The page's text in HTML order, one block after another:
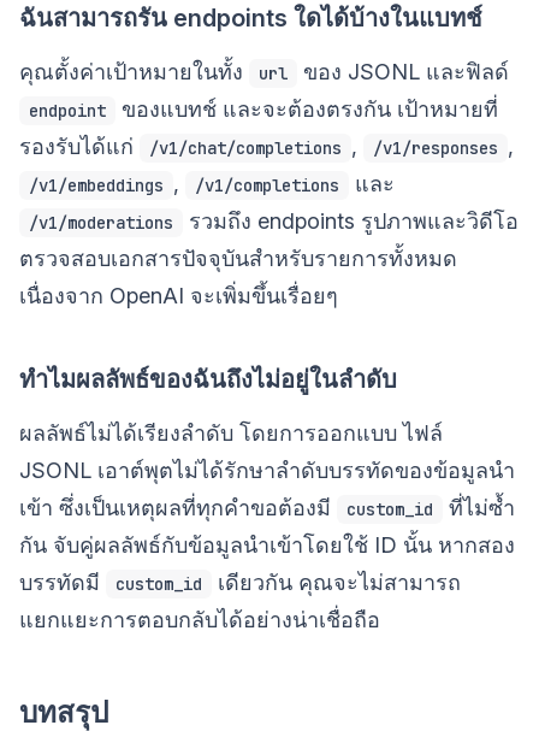
ฉันสามารถรัน endpoints ใดได้บ้างในแบทช์
คุณตั้งค่าเป้าหมายในทั้ง url ของ JSONL และฟิลด์
endpoint
ของแบทช์ และจะต้องตรงกัน เป้าหมายที่
รองรับได้แก่
/v1/chat/completions , /v1/responses ,
/v1/embeddings , /v1/completions และ
/v1/moderations
รวมถึง endpoints รูปภาพและวิดีโอ
ตรวจสอบเอกสารปัจจุบันสำหรับรายการทั้งหมด
เนื่องจาก OpenAI จะเพิ่มขึ้นเรื่อยๆ
ทำไมผลลัพธ์ของฉันถึงไม่อยู่ในลำดับ
ผลลัพธ์ไม่ได้เรียงลำดับ โดยการออกแบบ ไฟล์
JSONL เอาต์พุตไม่ได้รักษาลำดับบรรทัดของข้อมูลนำ
เข้า ซึ่งเป็นเหตุผลที่ทุกคำขอต้องมี
custom_id
ที่ไม่ซ้ำ
กัน จับคู่ผลลัพธ์กับข้อมูลนำเข้าโดยใช้ ID นั้น หากสอง
บรรทัดมี
custom_id
เดียวกัน คุณจะไม่สามารถ
แยกแยะการตอบกลับได้อย่างน่าเชื่อถือ
บทสรุป